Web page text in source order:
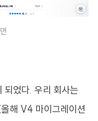
되었다. 우리 회사는
해 V4 마이그레이션